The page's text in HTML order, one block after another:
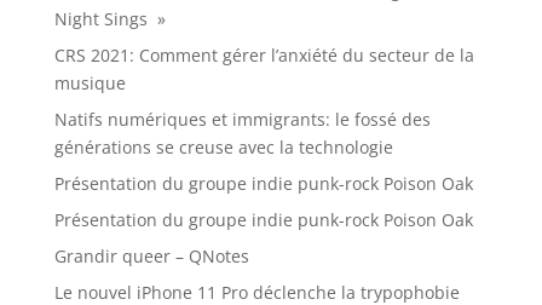
Night Sings »
CRS 2021: Comment gérer l’anxiété du secteur de la
musique
Natifs numériques et immigrants: le fossé des
générations se creuse avec la technologie
Présentation du groupe indie punk-rock Poison Oak
Présentation du groupe indie punk-rock Poison Oak
Grandir queer – QNotes
Le nouvel iPhone 11 Pro déclenche la trypophobie